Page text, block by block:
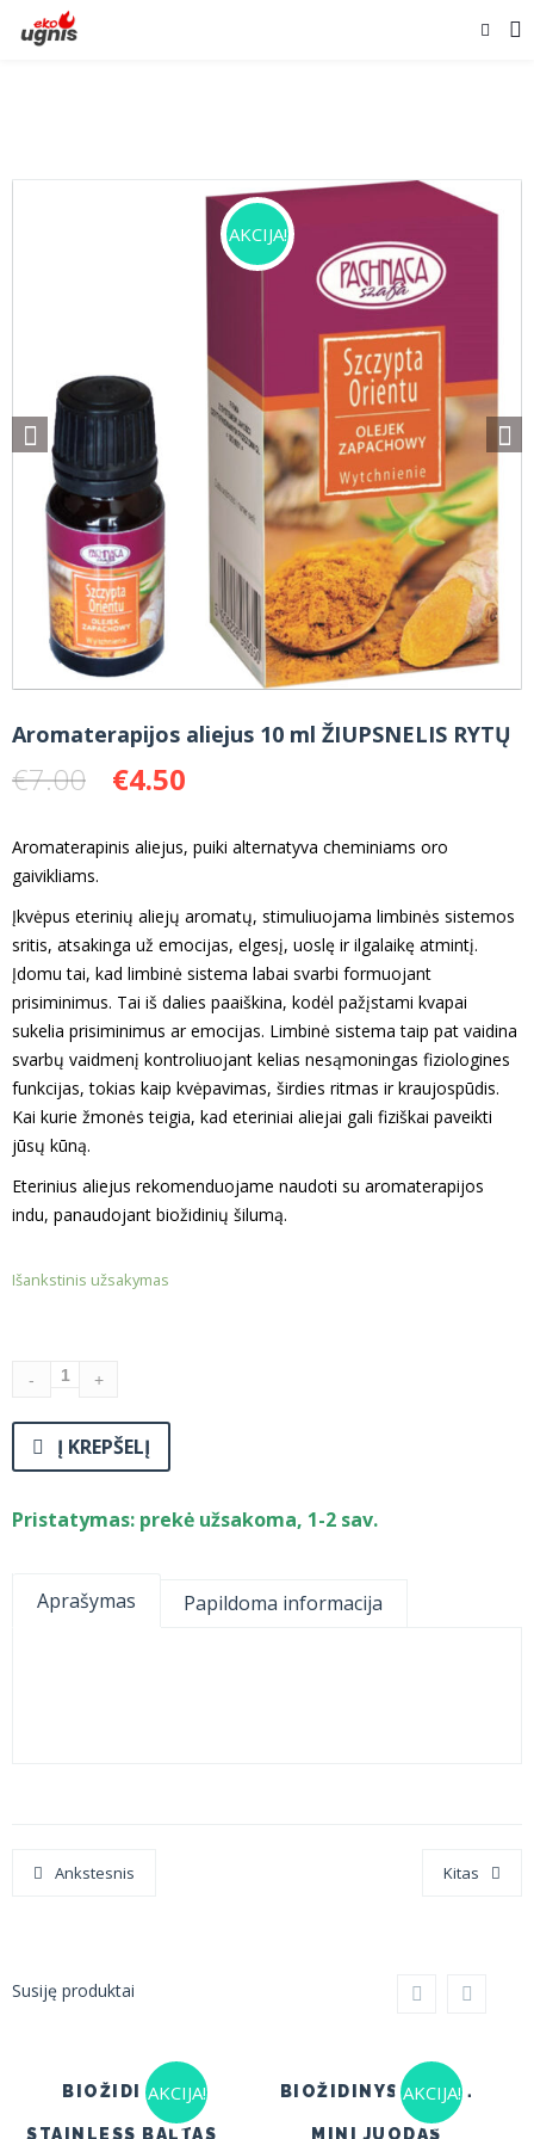
AKCIJA!
Aromaterapijos aliejus 10 ml ŽIUPSNELIS RYTŲ
€7.00 Original
was:
€7.00.
€4.50
is:
€4.50.
Aromaterapinis aliejus, puiki alternatyva cheminiams oro
gaivikliams.
Įkvėpus eterinių aliejų aromatų, stimuliuojama limbinės sistemos
sritis, atsakinga už emocijas, elgesį, uoslę ir ilgalaikę atmintį.
Įdomu tai, kad limbinė sistema labai svarbi formuojant
prisiminimus. Tai iš dalies paaiškina, kodėl pažįstami kvapai
sukelia prisiminimus ar emocijas. Limbinė sistema taip pat vaidina
svarbų vaidmenį kontroliuojant kelias nesąmoningas fiziologines
funkcijas, tokias kaip kvėpavimas, širdies ritmas ir kraujospūdis.
Kai kurie žmonės teigia, kad eteriniai aliejai gali fiziškai paveikti
jūsų kūną.
Eterinius aliejus rekomenduojame naudoti su aromaterapijos
indu, panaudojant biožidinių šilumą.
Išankstinis užsakymas
Į KREPŠELĮ
Pristatymas: prekė užsakoma, 1-2 sav.
Aprašymas Papildoma informacija
Ankstesnis Kitas
Susiję produktai
AKCIJA!
BIOŽIDINYS
STAINLESS BALTAS
AKCIJA!
BIOŽIDINYS HOTEL
MINI JUODAS